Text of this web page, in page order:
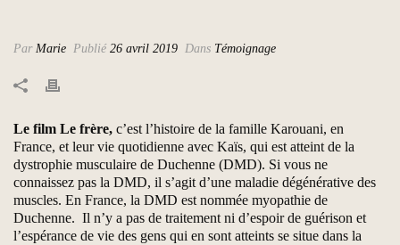
Par Marie Publié 26 avril 2019 Dans Témoignage
Le film Le frère, c’est l’histoire de la famille Karouani, en
France, et leur vie quotidienne avec Kaïs, qui est atteint de la
dystrophie musculaire de Duchenne (DMD). Si vous ne
connaissez pas la DMD, il s’agit d’une maladie dégénérative des
muscles. En France, la DMD est nommée myopathie de
Duchenne. Il n’y a pas de traitement ni d’espoir de guérison et
l’espérance de vie des gens qui en sont atteints se situe dans la